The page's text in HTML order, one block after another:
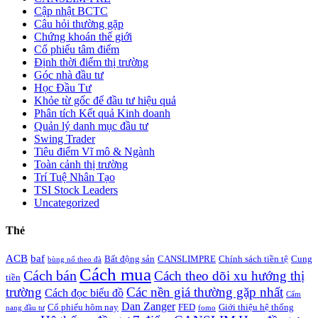
Cập nhật BCTC
Câu hỏi thường gặp
Chứng khoán thế giới
Cổ phiếu tâm điểm
Định thời điểm thị trường
Góc nhà đầu tư
Học Đầu Tư
Khỏe từ gốc để đầu tư hiệu quả
Phân tích Kết quả Kinh doanh
Quản lý danh mục đầu tư
Swing Trader
Tiêu điểm Vĩ mô & Ngành
Toàn cảnh thị trường
Trí Tuệ Nhân Tạo
TSI Stock Leaders
Uncategorized
Thẻ
ACB baf bùng nổ theo đà Bất động sản CANSLIMPRE Chính sách tiền tệ Cung
tiền Cách bán Cách mua Cách theo dõi xu hướng thị
trường Cách đọc biểu đồ Các nền giá thường gặp nhất Cẩm
nang đầu tư Cổ phiếu hôm nay Dan Zanger FED fomo Giới thiệu hệ thống